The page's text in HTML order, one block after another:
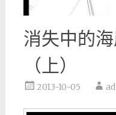
消失中的
（上）
2013-10-05